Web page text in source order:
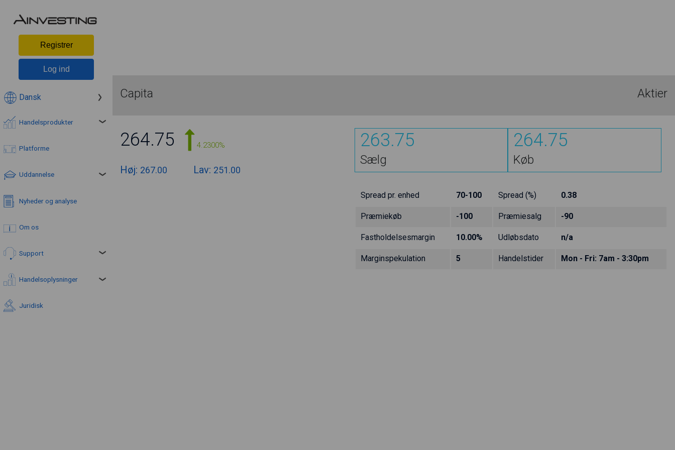
Registrer
Log ind
Dansk
Handelsprodukter
Platforme
Uddannelse
Nyheder og analyse
Om os
Support
Handelsoplysninger
Juridisk
Capita Aktier
264.75 4.2300%
Høj: 267.00 Lav: 251.00
263.75
Sælg
264.75
Køb
Spread pr. enhed 70-100 Spread (%) 0.38
Præmiekøb -100 Præmiesalg -90
Fastholdelsesmargin 10.00% Udløbsdato n/a
Marginspekulation 5 Handelstider Mon - Fri: 7am - 3:30pm